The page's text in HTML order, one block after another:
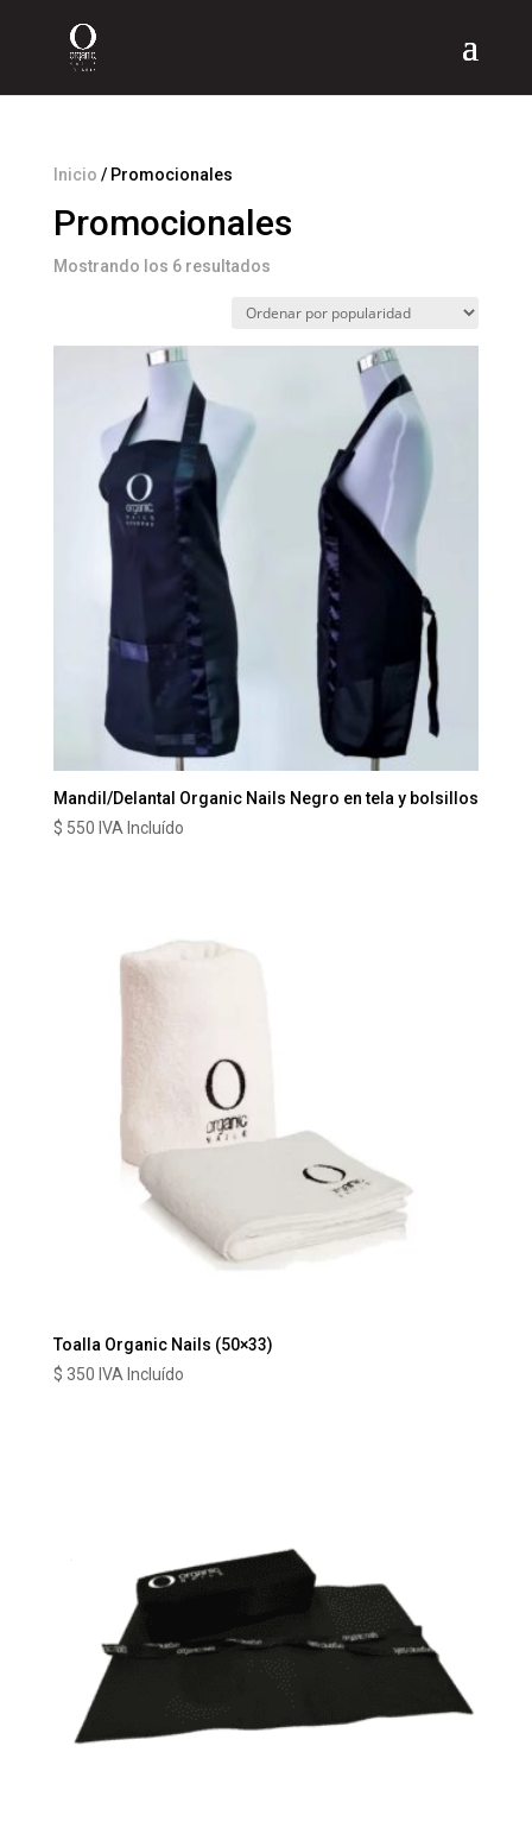
Inicio / Promocionales
Promocionales
Mostrando los 6 resultadosOrdenado
popularidad
Mandil/Delantal Organic Nails Negro en tela y bolsillos
$ 550 IVA Incluído
Toalla Organic Nails (50×33)
$ 350 IVA Incluído